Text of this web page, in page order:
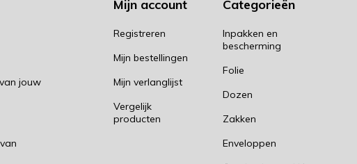
jouw
Mijn account
Registreren
Mijn bestellingen
Mijn verlanglijst
Vergelijk
producten
Categorieën
Inpakken en
bescherming
Folie
Dozen
Zakken
Enveloppen